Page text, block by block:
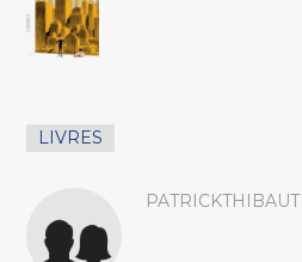
LIVRES
PATRICKTHIBAUT